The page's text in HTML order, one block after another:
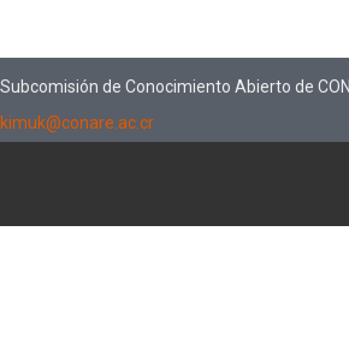
Subcomisión de Conocimiento Abierto de
kimuk@conare.ac.cr